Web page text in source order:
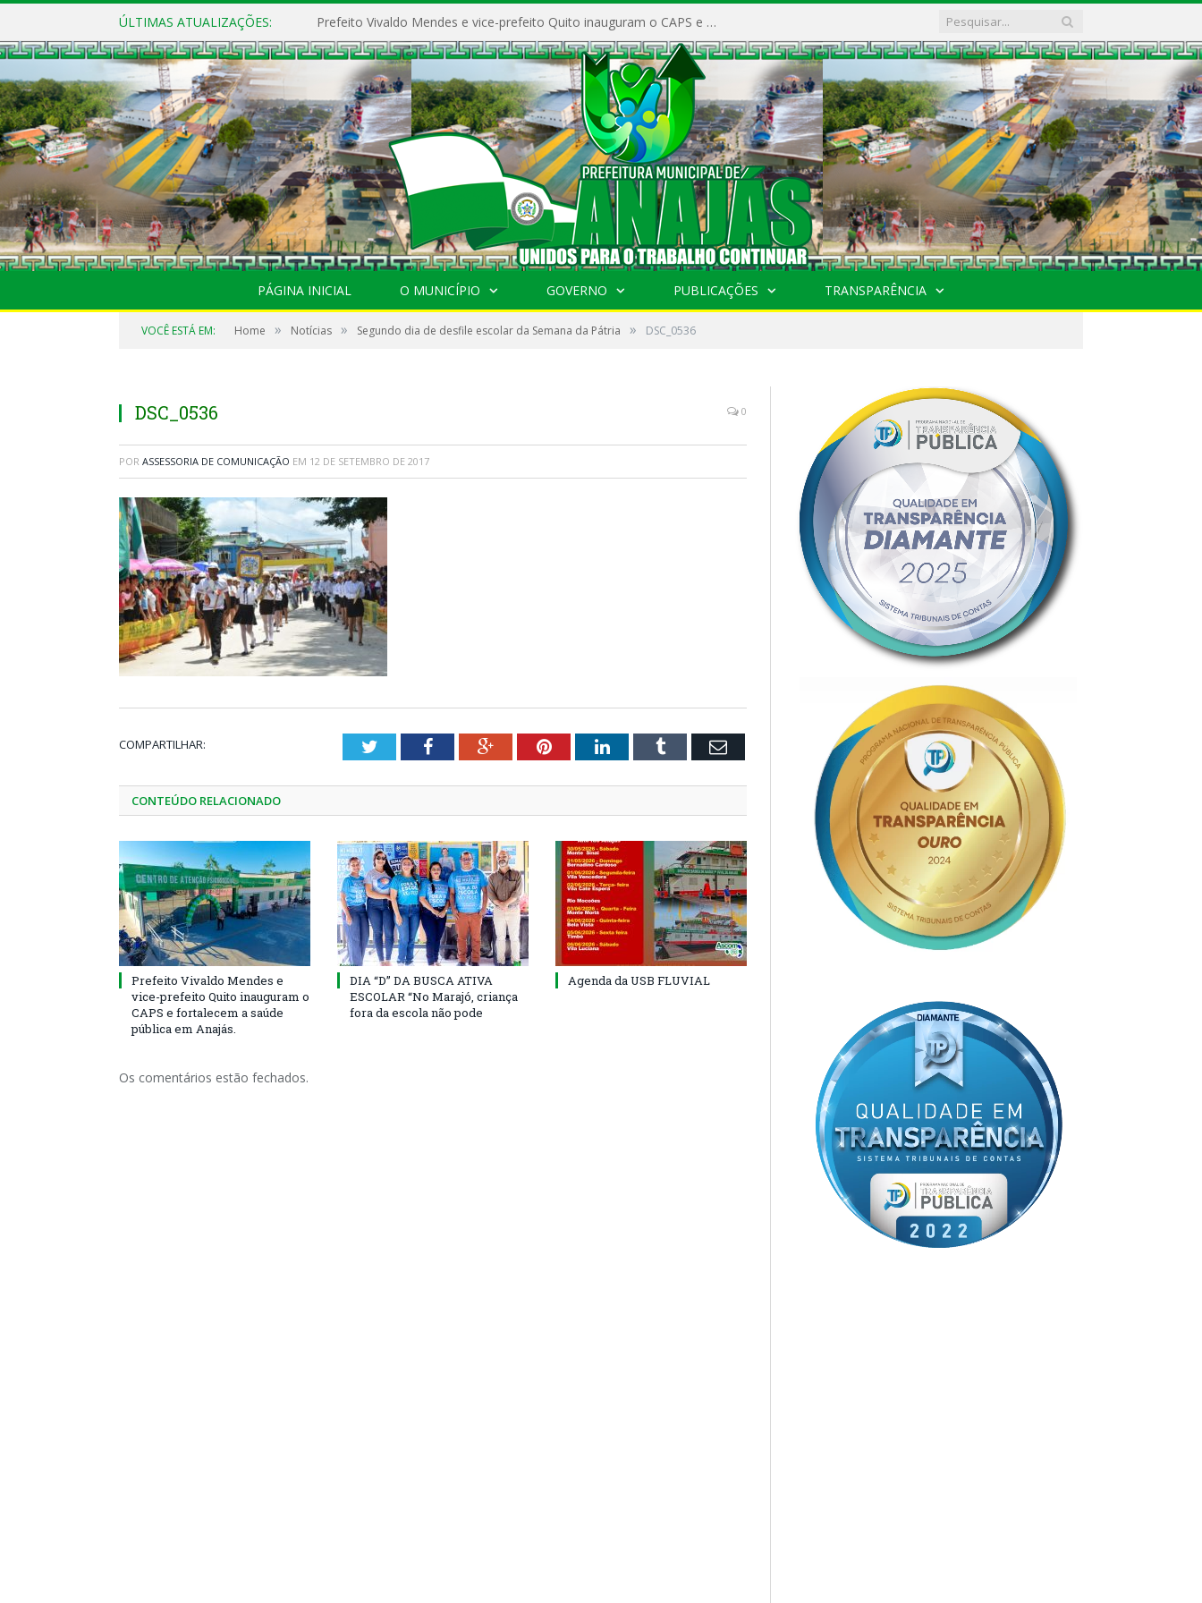
ÚLTIMAS ATUALIZAÇÕES: Prefeito Vivaldo Mendes e vice-prefeito Quito inauguram o CAPS e fortalecem a saúde pública em Anajás.
PÁGINA INICIAL O MUNICÍPIO GOVERNO PUBLICAÇÕES TRANSPARÊNCIA
VOCÊ ESTÁ EM: Home » Notícias » Segundo dia de desfile escolar da Semana da Pátria » DSC_0536
DSC_0536 0
POR ASSESSORIA DE COMUNICAÇÃO EM 12 DE SETEMBRO DE 2017
COMPARTILHAR: TwitterFacebookGoogle+PinterestLinkedInTumblr Email
CONTEÚDO RELACIONADO
Prefeito Vivaldo Mendes e
vice-prefeito Quito inauguram o
CAPS e fortalecem a saúde
pública em Anajás.
DIA “D” DA BUSCA ATIVA
ESCOLAR “No Marajó, criança
fora da escola não pode
Agenda da USB FLUVIAL
Os comentários estão fechados.